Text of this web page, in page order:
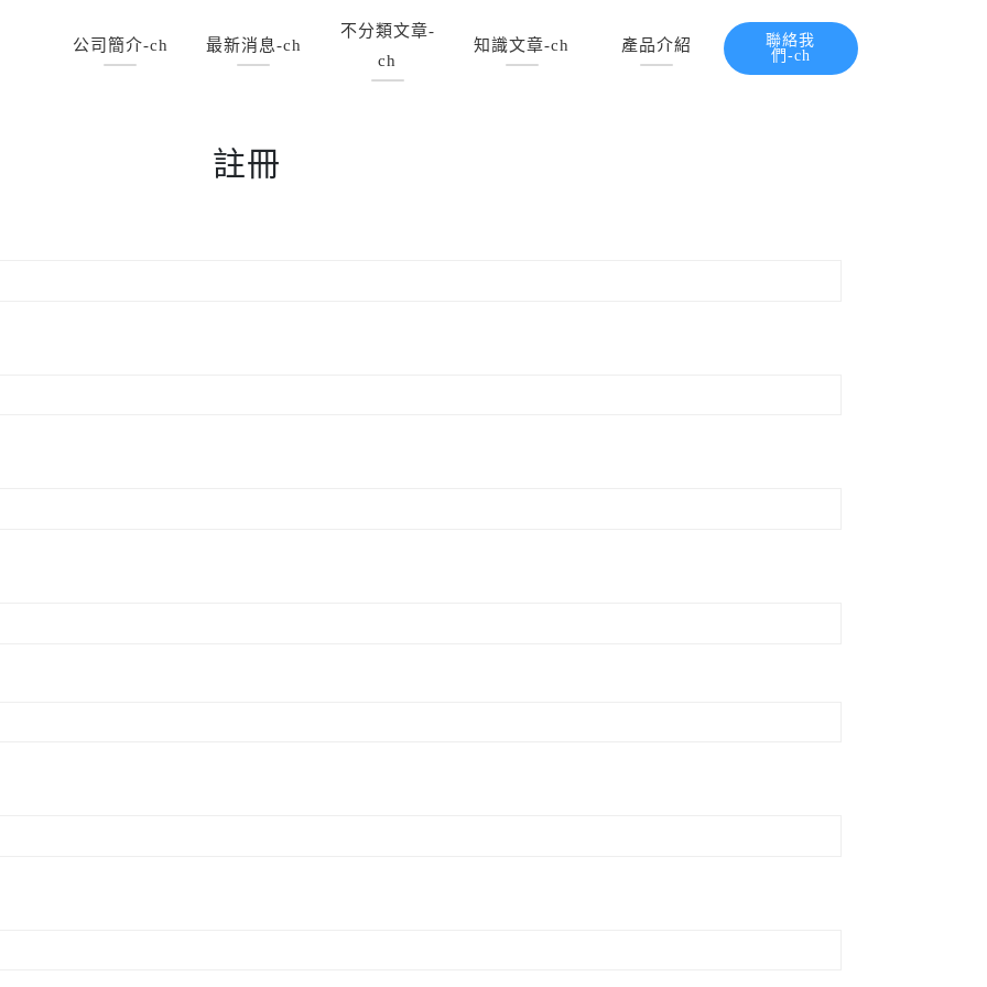
公司簡介-ch 最新消息-ch
不分類文章-
ch
知識文章-ch 產品介紹
聯絡我
們-ch
註冊